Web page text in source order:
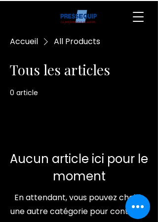
Accueil All Products
Tous les articles
0 article
Aucun article ici pour le
moment
En attendant, vous pouvez choisir
une autre catégorie pour continuer